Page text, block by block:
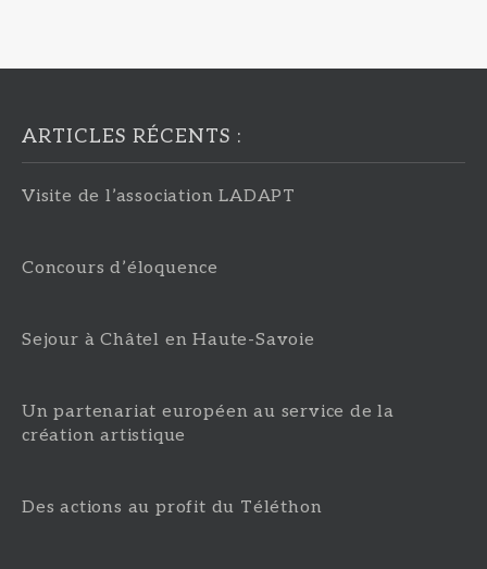
ARTICLES RÉCENTS :
Visite de l’association LADAPT
Concours d’éloquence
Sejour à Châtel en Haute-Savoie
Un partenariat européen au service de la
création artistique
Des actions au profit du Téléthon